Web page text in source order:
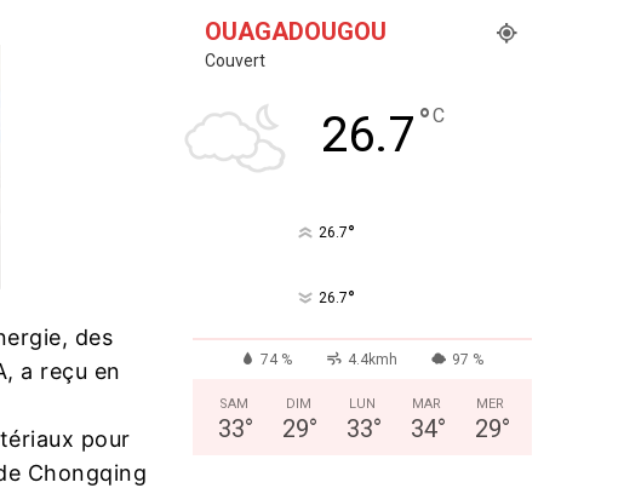
des
a reçu en
pour
Chongqing
OUAGADOUGOU
Couvert
26.7°C
26.7°
26.7°
74 % 4.4kmh 97 %
SAM
33°
DIM
29°
LUN
33°
MAR
34°
MER
29°